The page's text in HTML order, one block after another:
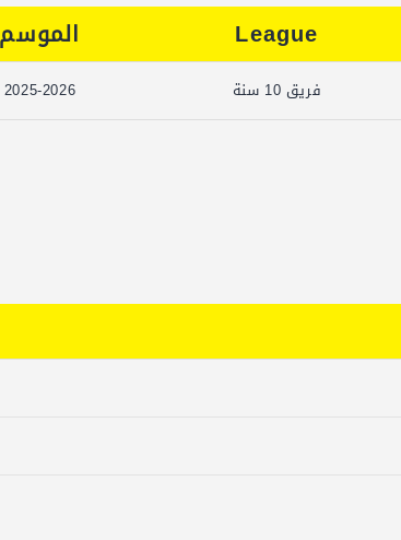
League الموسم
فريق 10 سنة 2025-2026